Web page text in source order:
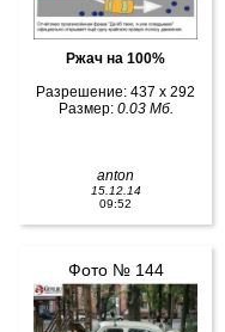
Ржач на 100%
Разрешение: 437 x 292
Размер: 0.03 Мб.
anton
15.12.14
09:52
Фото № 144